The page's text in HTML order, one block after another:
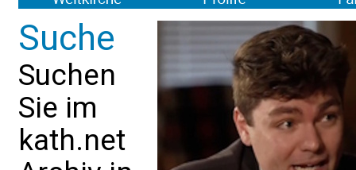
Suche
Suchen
Sie im
kath.net